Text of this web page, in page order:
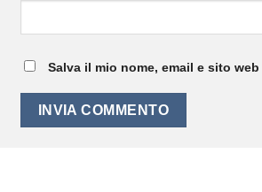
Salva il mio nome, email e sito